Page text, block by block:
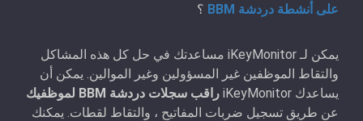
على أنشطة دردشة BBM
؟
يمكن لـ iKeyMonitor مساعدتك في حل كل هذه المشاكل
والتقاط الموظفين غير المسؤولين وغير الموالين. يمكن أن
يساعدك iKeyMonitor
راقب سجلات دردشة BBM لموظفيك
عن طريق تسجيل ضربات المفاتيح ، والتقاط لقطات. يمكنك